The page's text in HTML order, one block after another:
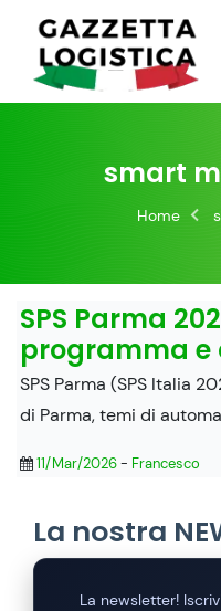
content
smart
Home
SPS Parma
programma e
SPS Parma (SPS Italia
di Parma, temi di
11/Mar/2026- Francesco
La nostra
La newsletter!